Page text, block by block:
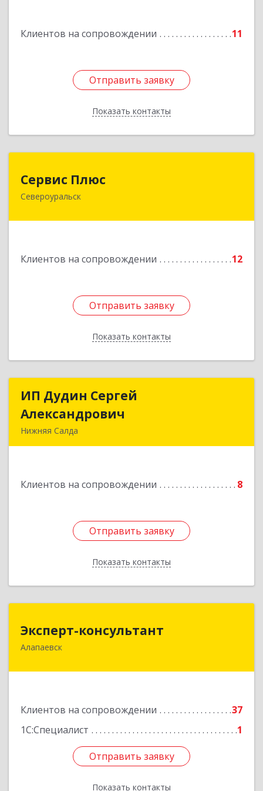
Клиентов на сопровождении 11
Отправить заявку
Показать контакты
Подробнее
Отправить заявку
Назад
Сервис Плюс
Североуральск
Клиентов на сопровождении 12
Отправить заявку
Показать контакты
624480, Свердловская обл, Североуральск г,
Отправить заявку
Назад
ИП Дудин Сергей
Александрович
Нижняя Салда
Клиентов на сопровождении 8
Отправить заявку
Показать контакты
ИП Дудин Сергей
Подробнее
Отправить заявку
Назад
Эксперт-консультант
Алапаевск
Клиентов на сопровождении
37
1С:Специалист
1
Отправить заявку
Показать контакты
624600, Свердловская обл, Алапаевск г,
Отправить заявку
Назад